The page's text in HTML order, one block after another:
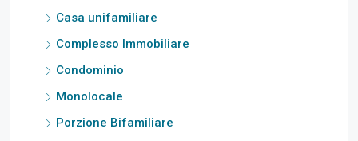
Casa unifamiliare
Complesso Immobiliare
Condominio
Monolocale
Porzione Bifamiliare